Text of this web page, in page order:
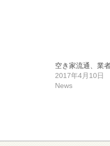
空き家流通、業
2017年4月10日
News